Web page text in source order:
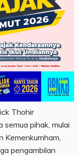
Thohir
pihak, mulai
Kemenkumham,
pengambilan